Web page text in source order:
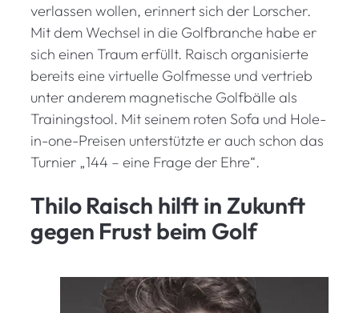
verlassen wollen, erinnert sich der Lorscher.
Mit dem Wechsel in die Golfbranche habe er
sich einen Traum erfüllt. Raisch organisierte
bereits eine virtuelle Golfmesse und vertrieb
unter anderem magnetische Golfbälle als
Trainingstool. Mit seinem roten Sofa und Hole-
in-one-Preisen unterstützte er auch schon das
Turnier „144 – eine Frage der Ehre“.
Thilo Raisch hilft in Zukunft
gegen Frust beim Golf